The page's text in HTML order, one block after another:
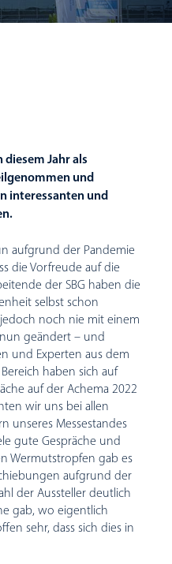
Jahr als
und
interessanten und
aufgrund der Pandemie
die Vorfreude auf die
der SBG haben die
selbst schon
noch nie mit einem
geändert – und
und Experten aus dem
haben sich auf
auf der Achema 2022
wir uns bei allen
unseres Messestandes
gute Gespräche und
Wermutstropfen gab es
aufgrund der
der Aussteller deutlich
gab, wo eigentlich
sehr, dass sich dies in